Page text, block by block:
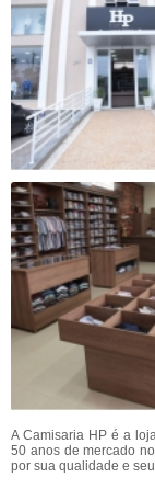
A Camisaria HP é a
50 anos de mercado
por sua qualidade e